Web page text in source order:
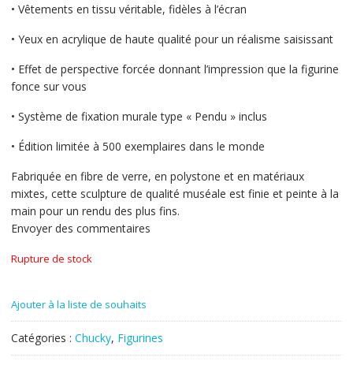
• Vêtements en tissu véritable, fidèles à l’écran
• Yeux en acrylique de haute qualité pour un réalisme saisissant
• Effet de perspective forcée donnant l’impression que la figurine
fonce sur vous
• Système de fixation murale type « Pendu » inclus
• Édition limitée à 500 exemplaires dans le monde
Fabriquée en fibre de verre, en polystone et en matériaux
mixtes, cette sculpture de qualité muséale est finie et peinte à la
main pour un rendu des plus fins.
Envoyer des commentaires
Rupture de stock
Ajouter à la liste de souhaits
Catégories : Chucky, Figurines